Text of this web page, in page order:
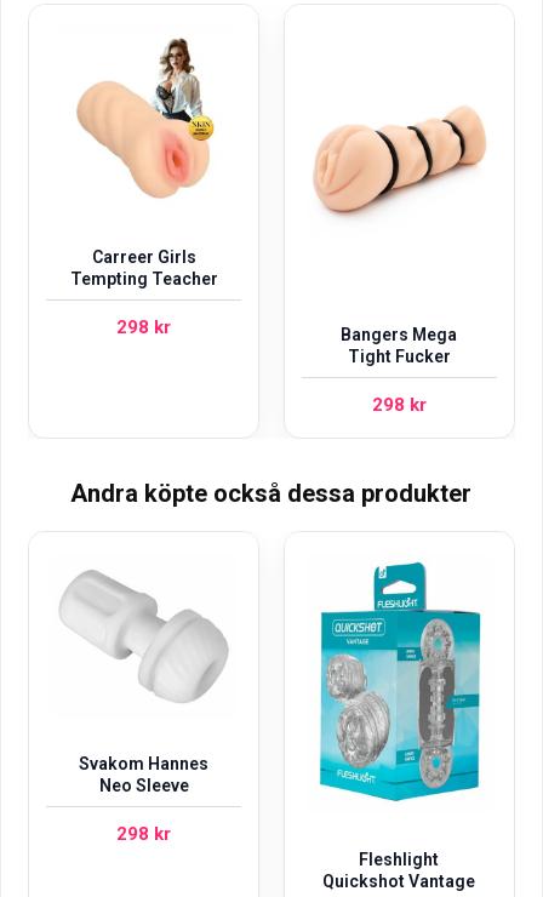
Carreer Girls
Tempting Teacher
298 kr
Bangers Mega
Tight Fucker
298 kr
Andra köpte också dessa produkter
Svakom Hannes
Neo Sleeve
298 kr
Fleshlight
Quickshot Vantage